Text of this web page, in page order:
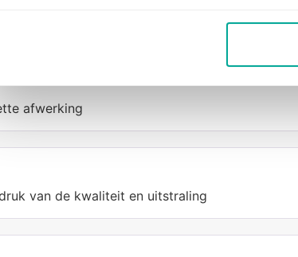
op voorraad was fijn geholpen
afwerking
van de kwaliteit en uitstraling